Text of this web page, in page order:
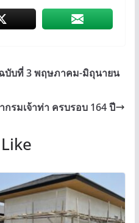
บับที่ 3 พฤษภาคม-มิถุนายน
รมเจ้าท่า ครบรอบ 164 ปี